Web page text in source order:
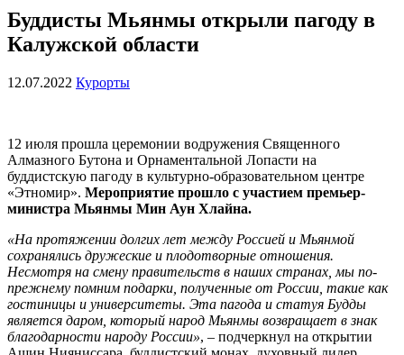
Буддисты Мьянмы открыли пагоду в
Калужской области
12.07.2022 Курорты
12 июля прошла церемонии водружения Священного
Алмазного Бутона и Орнаментальной Лопасти на
буддистскую пагоду в культурно-образовательном центре
«Этномир». Мероприятие прошло с участием премьер-
министра Мьянмы Мин Аун Хлайна.
«На протяжении долгих лет между Россией и Мьянмой
сохранялись дружеские и плодотворные отношения.
Несмотря на смену правительств в наших странах, мы по-
прежнему помним подарки, полученные от России, такие как
гостиницы и университеты. Эта пагода и статуя Будды
является даром, который народ Мьянмы возвращает в знак
благодарности народу России», – подчеркнул на открытии